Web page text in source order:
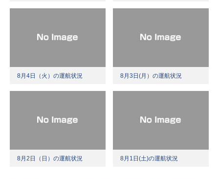
8月4日（火）の運航状況 8月3日(月）の運航状況
8月2日（日）の運航状況 8月1日(土)の運航状況